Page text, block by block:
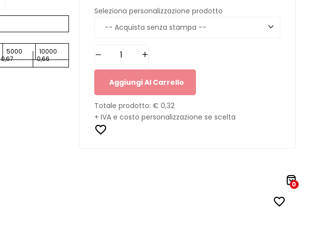
5000 10000
0,67 0,66
Seleziona personalizzazione prodotto
Aggiungi Al Carrello
Totale prodotto: € 0,32
+ IVA e costo personalizzazione se scelta
0